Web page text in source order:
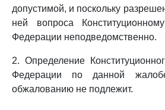
допустимой, и поскольку
ней вопроса
Федерации неподведомственно.
2. Определение
Федерации по данной
обжалованию не подлежит.